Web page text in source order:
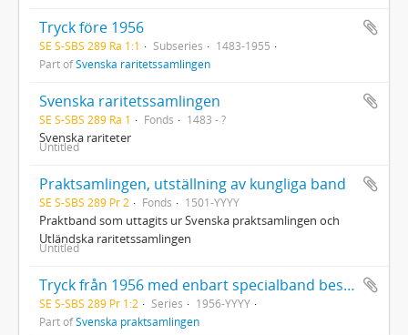
Tryck före 1956
SE S-SBS 289 Ra 1:1 Subseries
1483-1955
Part ofSvenska raritetssamlingen
Svenska raritetssamlingen
SE S-SBS 289 Ra 1 Fonds 1483 - ?
Svenska rariteter
Untitled
Praktsamlingen, utställning av kungliga band
SE S-SBS 289 Pr 2 Fonds 1501-YYYY
Praktband som uttagits ur Svenska praktsamlingen och
Utländska raritetssamlingen
Untitled
Tryck från 1956 med enbart specialband beställda av kända svenska bokbindare eller böcker inköpta med tanke på bokbandet
SE S-SBS 289 Pr 1:2 Series
1956-YYYY
Part ofSvenska praktsamlingen